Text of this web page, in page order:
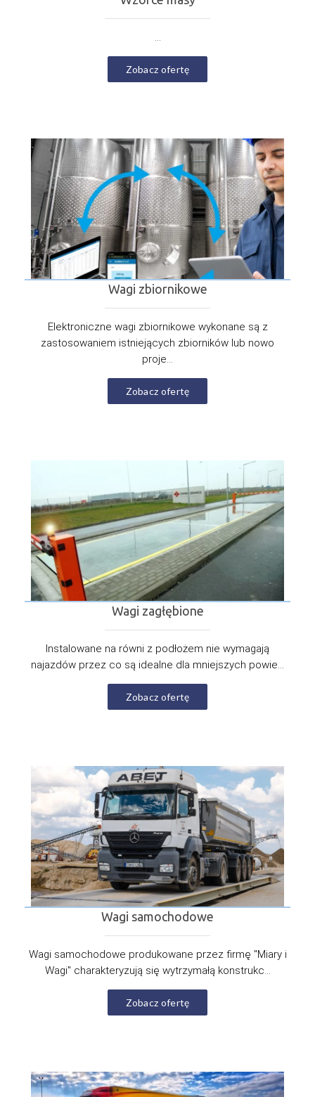
...
Zobacz ofertę
Wagi zbiornikowe
Elektroniczne wagi zbiornikowe wykonane są z
zastosowaniem istniejących zbiorników lub nowo
proje...
Zobacz ofertę
Wagi zagłębione
Instalowane na równi z podłożem nie wymagają
najazdów przez co są idealne dla mniejszych powie...
Zobacz ofertę
Wagi samochodowe
Wagi samochodowe produkowane przez firmę "Miary i
Wagi" charakteryzują się wytrzymałą konstrukc...
Zobacz ofertę